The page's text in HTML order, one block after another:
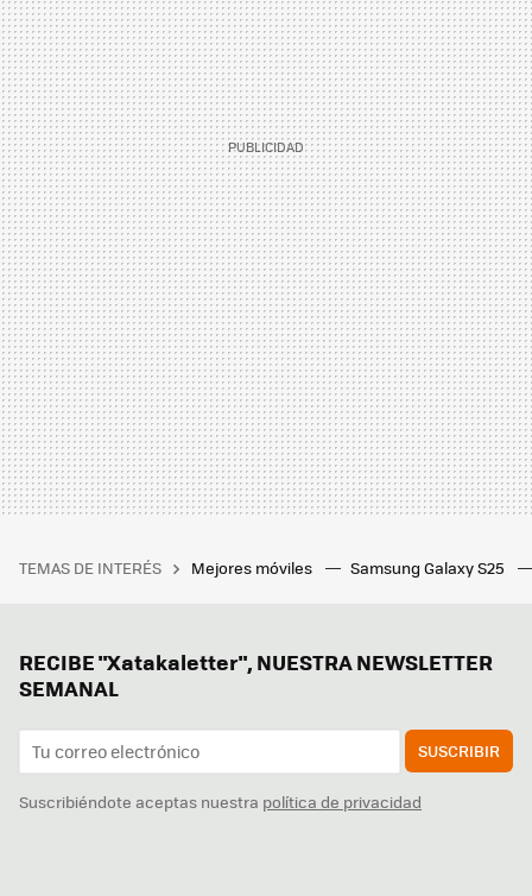
TEMAS DE INTERÉS Mejores móviles Samsung Galaxy S25
RECIBE "Xatakaletter", NUESTRA NEWSLETTER
SEMANAL
SUSCRIBIR
Suscribiéndote aceptas nuestra política de privacidad